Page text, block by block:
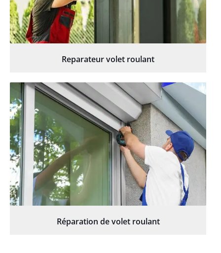
Reparateur volet roulant
Réparation de volet roulant